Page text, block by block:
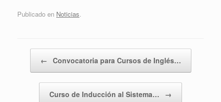
Publicado en Noticias.
Navegador de artículos
← Convocatoria para Cursos de Inglés…
Curso de Inducción al Sistema… →